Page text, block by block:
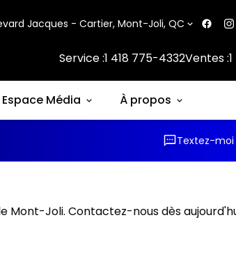
Jacques - Cartier, Mont-Joli, QC
Service :1 418 775-4332Ventes :
Espace Média À propos
Textez-moi
Mont-Joli. Contactez-nous dès